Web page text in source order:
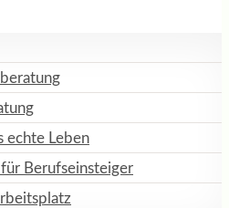
echte Leben
Berufseinsteiger